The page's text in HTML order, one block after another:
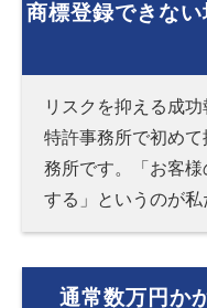
商標登録できな
リスクを抑える成
特許事務所で初め
務所です。「お客
する」というのが私
通常数万円か